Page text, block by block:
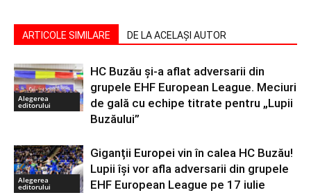
ARTICOLE SIMILARE DE LA ACELAȘI AUTOR
Alegerea
editorului
HC Buzău și-a aflat adversarii din
grupele EHF European League. Meciuri
de gală cu echipe titrate pentru „Lupii
Buzăului”
Alegerea
editorului
Giganții Europei vin în calea HC Buzău!
Lupii își vor afla adversarii din grupele
EHF European League pe 17 iulie